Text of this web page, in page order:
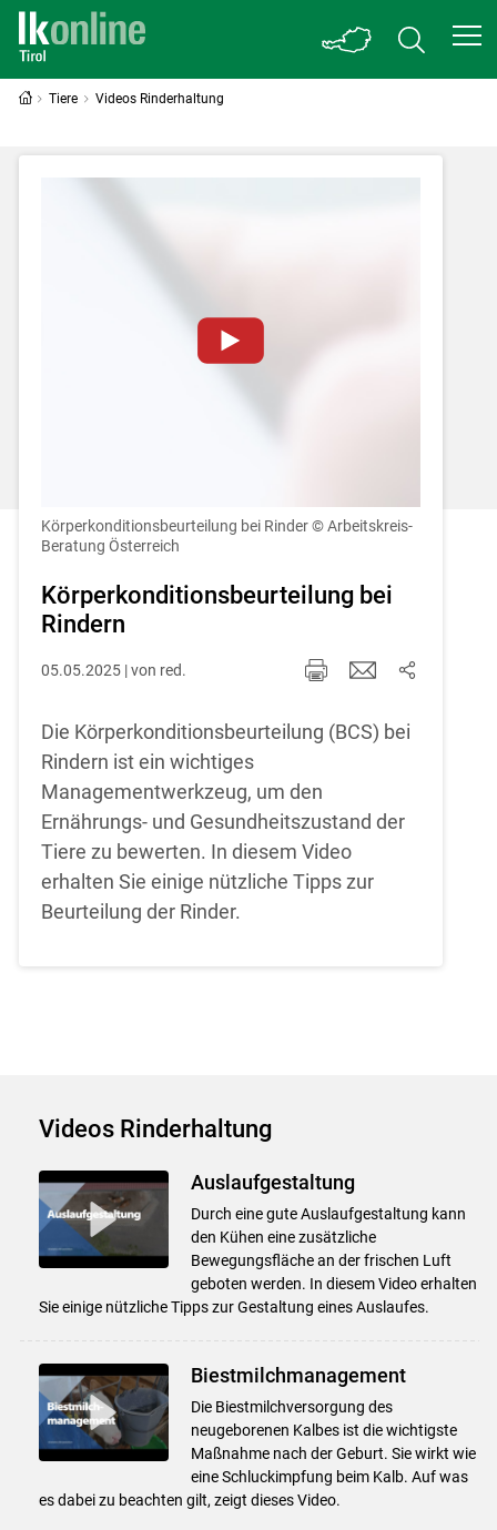
Tiere Videos Rinderhaltung
Einstellungen jederzeit einsehen und
korrigieren
Körperkonditionsbeurteilung bei Rinder © Arbeitskreis-
Beratung Österreich
Körperkonditionsbeurteilung bei
Rindern
05.05.2025 | von red.
Die Körperkonditionsbeurteilung (BCS) bei
Rindern ist ein wichtiges
Managementwerkzeug, um den
Ernährungs- und Gesundheitszustand der
Tiere zu bewerten. In diesem Video
erhalten Sie einige nützliche Tipps zur
Beurteilung der Rinder.
Videos Rinderhaltung
Auslaufgestaltung
Durch eine gute Auslaufgestaltung kann
den Kühen eine zusätzliche
Bewegungsfläche an der frischen Luft
geboten werden. In diesem Video erhalten
Sie einige nützliche Tipps zur Gestaltung eines Auslaufes.
Biestmilchmanagement
Die Biestmilchversorgung des
neugeborenen Kalbes ist die wichtigste
Maßnahme nach der Geburt. Sie wirkt wie
eine Schluckimpfung beim Kalb. Auf was
es dabei zu beachten gilt, zeigt dieses Video.